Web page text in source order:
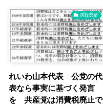
国政選挙
れいわ山本代表 公党の代
表なら事実に基づく発言
を 共産党は消費税廃止で